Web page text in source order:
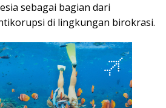
sebagai bagian dari
di lingkungan birokrasi.